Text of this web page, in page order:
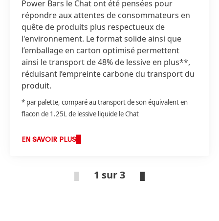
Power Bars le Chat ont été pensées pour
répondre aux attentes de consommateurs en
quête de produits plus respectueux de
l'environnement. Le format solide ainsi que
l’emballage en carton optimisé permettent
ainsi le transport de 48% de lessive en plus**,
réduisant l’empreinte carbone du transport du
produit.
* par palette, comparé au transport de son équivalent en
flacon de 1.25L de lessive liquide le Chat
EN SAVOIR PLUS
1 sur 3